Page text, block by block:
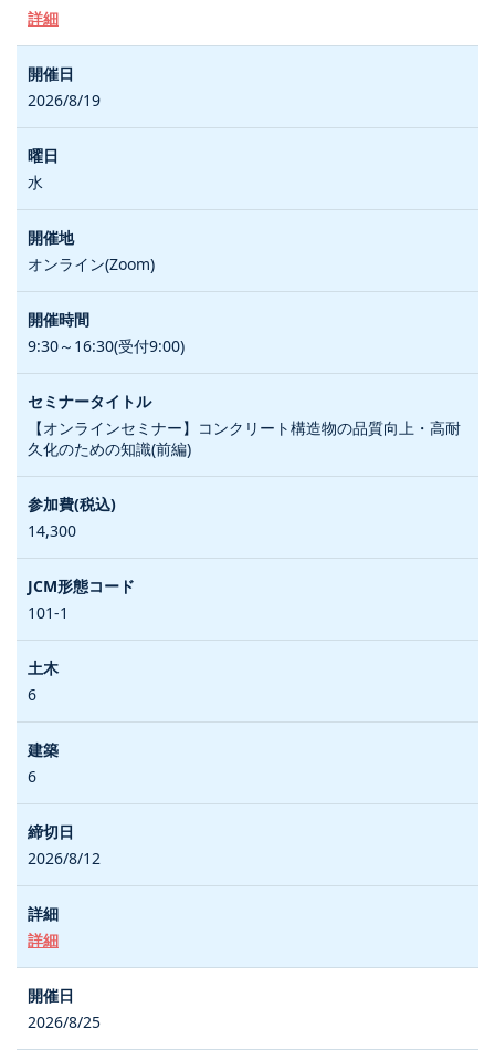
詳細
2026/8/19
水
オンライン(Zoom)
9:30～16:30(受付9:00)
【オンラインセミナー】コンクリート構造物の品質向上・高耐
久化のための知識(前編)
14,300
101-1
6
6
2026/8/12
詳細
2026/8/25